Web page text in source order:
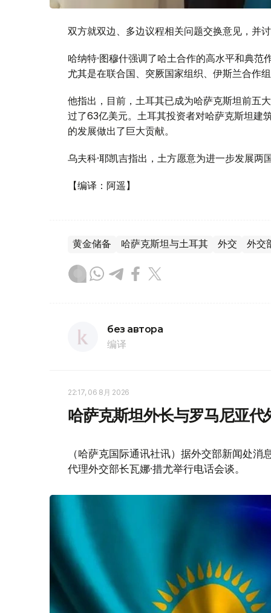
双方就双边、多边议程相关问题交换意见，并
哈纳特·图穆什强调了哈土合作的高水平和典
尤其是在联合国、突厥国家组织、伊斯兰合作
他指出，目前，土耳其已成为哈萨克斯坦前五
过了63亿美元。土耳其投资者对哈萨克斯坦建
的发展做出了巨大贡献。
乌夫科·耶凯吉指出，土方愿意为进一步发展两
【编译：阿遥】
黄金储备 哈萨克斯坦与土耳其 外交 外交
без автора
编译
22:17, 06 8月 2026
哈萨克斯坦外长与罗马尼亚
（哈萨克国际通讯社讯）据外交部新闻处
代理外交部长瓦娜·措尤举行电话会谈。